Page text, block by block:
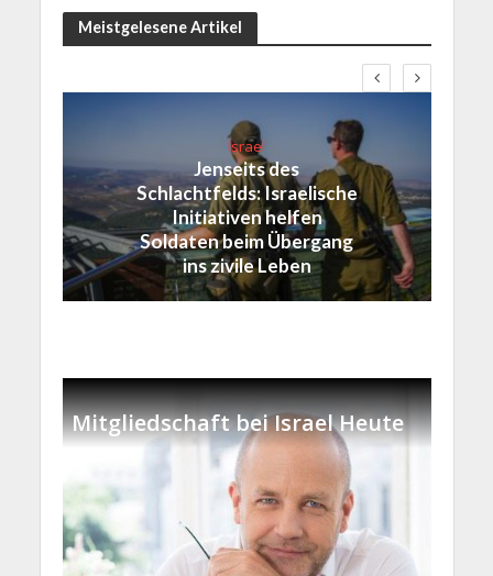
Meistgelesene Artikel
Israel
Jenseits des
Schlachtfelds: Israelische
Initiativen helfen
Soldaten beim Übergang
ins zivile Leben
Mitgliedschaft bei Israel Heute